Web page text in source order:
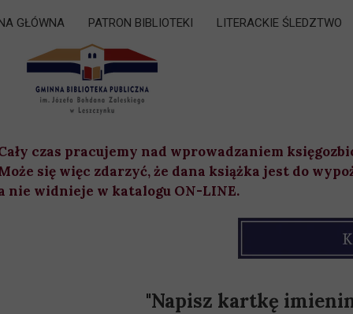
czas pracujemy nad wprowadzaniem
się więc zdarzyć, że dana książka jest do
nie widnieje w katalogu ON-LINE.
GŁÓWNA PATRON BIBLIOTEKI LITERACKIE ŚLEDZTWO
"Napisz kartkę